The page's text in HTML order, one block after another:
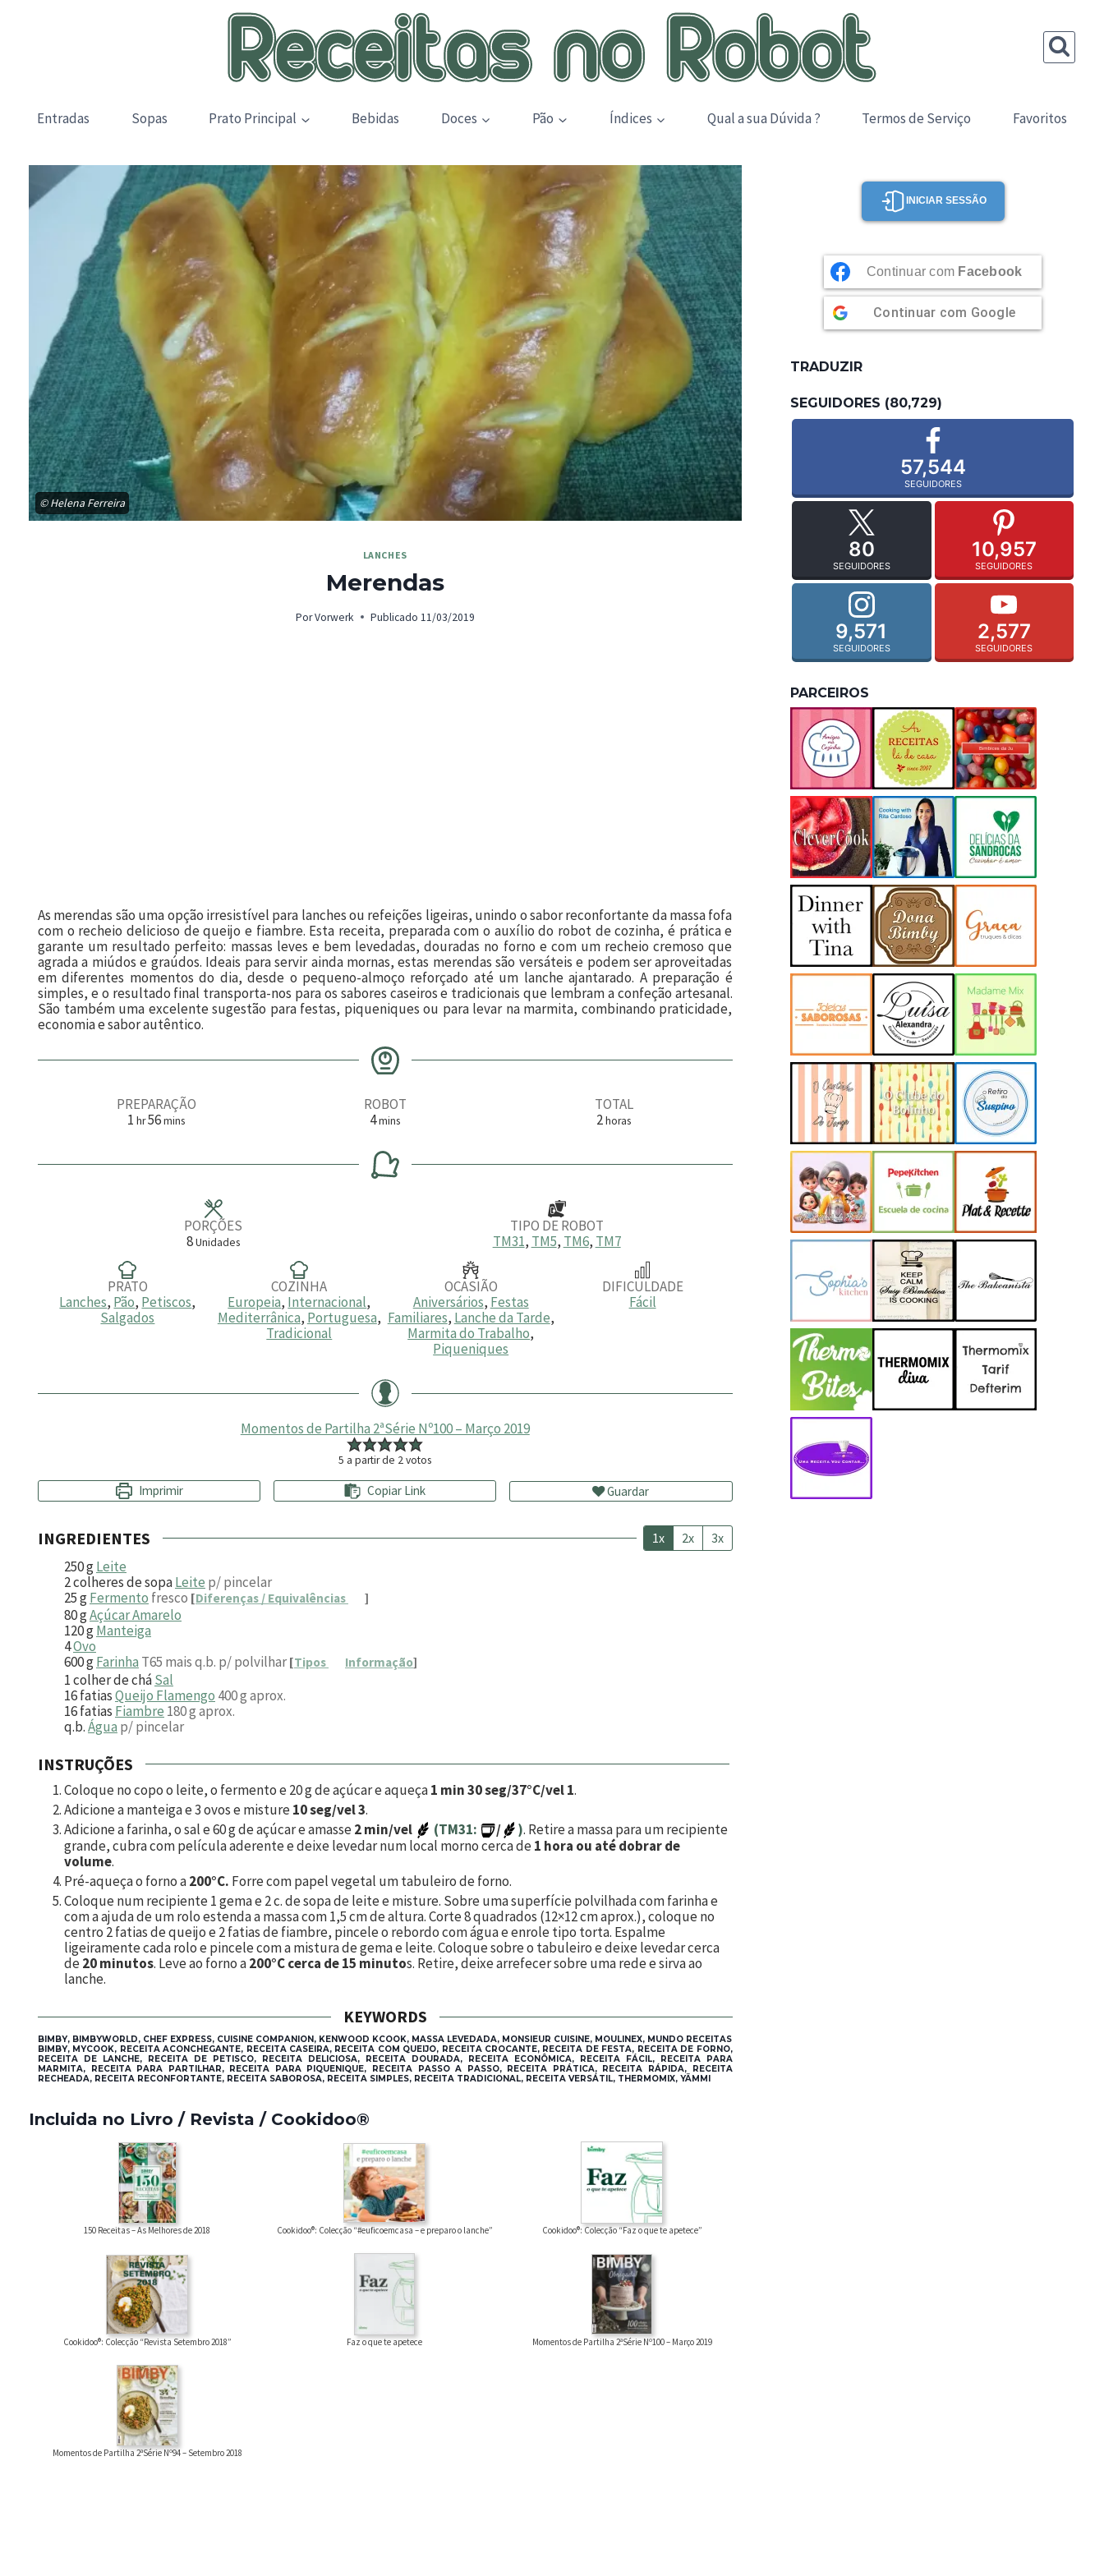
Entradas Sopas Prato Principal Bebidas Doces Pão Índices Qual a sua Dúvida ? Termos de Serviço Favoritos
© Helena Ferreira
LANCHES
Merendas
Por Vorwerk Publicado 11/03/2019
As merendas são uma opção irresistível para lanches ou refeições ligeiras, unindo o sabor reconfortante da massa fofa
com o recheio delicioso de queijo e fiambre. Esta receita, preparada com o auxílio do robot de cozinha, é prática e
garante um resultado perfeito: massas leves e bem levedadas, douradas no forno e com um recheio cremoso que
agrada a miúdos e graúdos. Ideais para servir ainda mornas, estas merendas são versáteis e podem ser aproveitadas
em diferentes momentos do dia, desde o pequeno-almoço reforçado até um lanche ajantarado. A preparação é
simples, e o resultado final transporta-nos para os sabores caseiros e tradicionais que lembram a confeção artesanal.
São também uma excelente sugestão para festas, piqueniques ou para levar na marmita, combinando praticidade,
economia e sabor autêntico.
PREPARAÇÃO
1h
a
hr56m
u
mins
ROBOT
4m
n
u
t
mins
TOTAL
2h
a
horas
PORÇÕES
8Unidades
TIPO DE ROBOT
TM31, TM5, TM6, TM7
PRATO
Lanches, Pão, Petiscos,
Salgados
COZINHA
Europeia, Internacional,
Mediterrânica, Portuguesa,
Tradicional
OCASIÃO
Aniversários, Festas
Familiares, Lanche da Tarde,
Marmita do Trabalho,
Piqueniques
DIFICULDADE
Fácil
Momentos de Partilha 2ªSérie Nº100 – Março 2019
5 a partir de 2votos
Imprimir Copiar Link Guardar
INGREDIENTES 1x 2x 3x
250gLeite
2colheres de sopaLeite p/ pincelar
25gFermento fresco [Diferenças / Equivalências ]
80gAçúcar Amarelo
120gManteiga
4Ovo
600gFarinha T65 mais q.b. p/ polvilhar[Tipos Informação]
1colher de cháSal
16fatiasQueijo Flamengo 400 g aprox.
16fatias Fiambre 180 g aprox.
q.b.Água p/ pincelar
INSTRUÇÕES
Coloque no copo o leite, o fermento e20g de açúcar e aqueça1 min 30 seg/37°C/vel 1.
Adicione a manteiga e3ovos e misture10 seg/vel 3.
Adicione a farinha, o sal e60g de açúcar e amasse2 min/vel (TM31: / ). Retire a massa para um recipiente
grande, cubra com película aderente e deixe levedar num local morno cerca de1 hora ou até dobrar de
volume.
Pré-aqueça o forno a200°C. Forre com papel vegetal um tabuleiro de forno.
Coloque num recipiente1gema e2c. de sopa de leite e misture. Sobre uma superfície polvilhada com farinha e
com a ajuda de um rolo estenda a massa com 1,5 cm de altura. Corte8quadrados (12×12 cm aprox.), coloque no
centro 2fatias de queijo e 2 fatias de fiambre, pincele o rebordo com água e enrole tipo torta. Espalme
ligeiramente cada rolo e pincele com a mistura de gema e leite. Coloque sobre o tabuleiro e deixe levedar cerca
de20 minutos. Leve ao forno a200°C cerca de 15 minutos. Retire, deixe arrefecer sobre uma rede e sirva ao
lanche.
KEYWORDS
BIMBY, BIMBYWORLD, CHEF EXPRESS, CUISINE COMPANION, KENWOOD KCOOK, MASSA LEVEDADA, MONSIEUR CUISINE, MOULINEX, MUNDO RECEITAS
BIMBY, MYCOOK, RECEITA ACONCHEGANTE, RECEITA CASEIRA, RECEITA COM QUEIJO, RECEITA CROCANTE, RECEITA DE FESTA, RECEITA DE FORNO,
RECEITA DE LANCHE, RECEITA DE PETISCO, RECEITA DELICIOSA, RECEITA DOURADA, RECEITA ECONÔMICA, RECEITA FÁCIL, RECEITA PARA
MARMITA, RECEITA PARA PARTILHAR, RECEITA PARA PIQUENIQUE, RECEITA PASSO A PASSO, RECEITA PRÁTICA, RECEITA RÁPIDA, RECEITA
RECHEADA, RECEITA RECONFORTANTE, RECEITA SABOROSA, RECEITA SIMPLES, RECEITA TRADICIONAL, RECEITA VERSÁTIL, THERMOMIX, YÄMMI
Incluida no Livro / Revista / Cookidoo®
150 Receitas – As Melhores de 2018 Cookidoo®: Colecção “#euficoemcasa – e preparo o lanche” Cookidoo®: Colecção “Faz o que te apetece”
Cookidoo®: Colecção “Revista Setembro 2018” Faz o que te apetece Momentos de Partilha 2ªSérie Nº100 – Março 2019
Momentos de Partilha 2ªSérie Nº94 – Setembro 2018
INICIAR SESSÃO
Continuar com Facebook
Continuar com Google
TRADUZIR
SEGUIDORES (80,729)
57,544
SEGUIDORES
80
SEGUIDORES
10,957
SEGUIDORES
9,571
SEGUIDORES
2,577
SEGUIDORES
PARCEIROS